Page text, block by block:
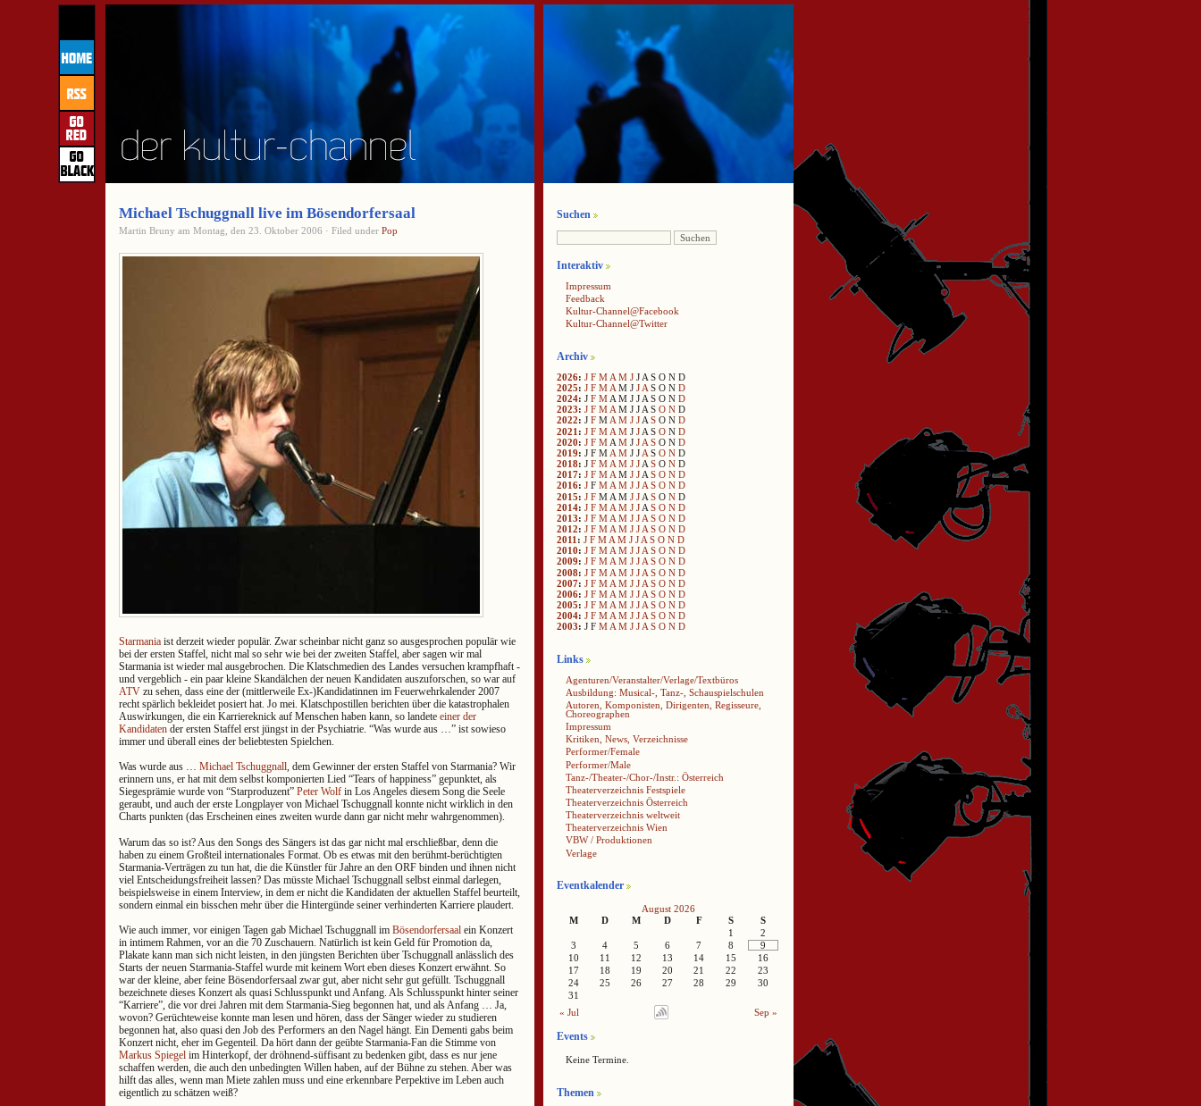
Michael Tschuggnall live im Bösendorfersaal
Martin Bruny am Montag, den 23. Oktober 2006 · Filed under Pop
Starmania ist derzeit wieder populär. Zwar scheinbar nicht ganz so ausgesprochen populär wie
bei der ersten Staffel, nicht mal so sehr wie bei der zweiten Staffel, aber sagen wir mal
Starmania ist wieder mal ausgebrochen. Die Klatschmedien des Landes versuchen krampfhaft -
und vergeblich - ein paar kleine Skandälchen der neuen Kandidaten auszuforschen, so war auf
ATV zu sehen, dass eine der (mittlerweile Ex-)Kandidatinnen im Feuerwehrkalender 2007
recht spärlich bekleidet posiert hat. Jo mei. Klatschpostillen berichten über die katastrophalen
Auswirkungen, die ein Karriereknick auf Menschen haben kann, so landete einer der
Kandidaten der ersten Staffel erst jüngst in der Psychiatrie. “Was wurde aus …” ist sowieso
immer und überall eines der beliebtesten Spielchen.
Was wurde aus … Michael Tschuggnall, dem Gewinner der ersten Staffel von Starmania? Wir
erinnern uns, er hat mit dem selbst komponierten Lied “Tears of happiness” gepunktet, als
Siegesprämie wurde von “Starproduzent” Peter Wolf in Los Angeles diesem Song die Seele
geraubt, und auch der erste Longplayer von Michael Tschuggnall konnte nicht wirklich in den
Charts punkten (das Erscheinen eines zweiten wurde dann gar nicht mehr wahrgenommen).
Warum das so ist? Aus den Songs des Sängers ist das gar nicht mal erschließbar, denn die
haben zu einem Großteil internationales Format. Ob es etwas mit den berühmt-berüchtigten
Starmania-Verträgen zu tun hat, die die Künstler für Jahre an den ORF binden und ihnen nicht
viel Entscheidungsfreiheit lassen? Das müsste Michael Tschuggnall selbst einmal darlegen,
beispielsweise in einem Interview, in dem er nicht die Kandidaten der aktuellen Staffel beurteilt,
sondern einmal ein bisschen mehr über die Hintergünde seiner verhinderten Karriere plaudert.
Wie auch immer, vor einigen Tagen gab Michael Tschuggnall im Bösendorfersaal ein Konzert
in intimem Rahmen, vor an die 70 Zuschauern. Natürlich ist kein Geld für Promotion da,
Plakate kann man sich nicht leisten, in den jüngsten Berichten über Tschuggnall anlässlich des
Starts der neuen Starmania-Staffel wurde mit keinem Wort eben dieses Konzert erwähnt. So
war der kleine, aber feine Bösendorfersaal zwar gut, aber nicht sehr gut gefüllt. Tschuggnall
bezeichnete dieses Konzert als quasi Schlusspunkt und Anfang. Als Schlusspunkt hinter seiner
“Karriere”, die vor drei Jahren mit dem Starmania-Sieg begonnen hat, und als Anfang … Ja,
wovon? Gerüchteweise konnte man lesen und hören, dass der Sänger wieder zu studieren
begonnen hat, also quasi den Job des Performers an den Nagel hängt. Ein Dementi gabs beim
Konzert nicht, eher im Gegenteil. Da hört dann der geübte Starmania-Fan die Stimme von
Markus Spiegel im Hinterkopf, der dröhnend-süffisant zu bedenken gibt, dass es nur jene
schaffen werden, die auch den unbedingten Willen haben, auf der Bühne zu stehen. Aber was
hilft das alles, wenn man Miete zahlen muss und eine erkennbare Perpektive im Leben auch
eigentlich zu schätzen weiß?
Suchen
Interaktiv
Impressum
Feedback
Kultur-Channel@Facebook
Kultur-Channel@Twitter
Archiv
2026: J F M A M J J A S O N D
2025: J F M A M J J A S O N D
2024: J F M A M J J A S O N D
2023: J F M A M J J A S O N D
2022: J F MA M J JA S O N D
2021 : J F M A M J J A S O N D
2020: J F M A M J J A S O N D
2019: J F M A M J J A S O N D
2018: J F M A M J J A S O N D
2017: J F M A M J J A S O N D
2016: J F M A M J J A S O N D
2015: J F M A M J J A S O N D
2014: J F M A M J J A S O N D
2013: J F M A M J J A S O N D
2012: J F M A M J J A S O N D
2011 : J F M A M J J A S O N D
2010: J F M A M J J A S O N D
2009: J F MA M J JA S O N D
2008: J F M A M J J A S O N D
2007: J F M A M J J A S O N D
2006: J F M A M J J A S O N D
2005: J F M A M J J A S O N D
2004: J F M A M J J A S O N D
2003: J F M A M J J A S O N D
Links
Agenturen/Veranstalter/Verlage/Textbüros
Ausbildung: Musical-, Tanz-, Schauspielschulen
Autoren, Komponisten, Dirigenten, Regisseure,
Choreographen
Impressum
Kritiken, News, Verzeichnisse
Performer/Female
Performer/Male
Tanz-/Theater-/Chor-/Instr.: Österreich
Theaterverzeichnis Festspiele
Theaterverzeichnis Österreich
Theaterverzeichnis weltweit
Theaterverzeichnis Wien
VBW / Produktionen
Verlage
Eventkalender
August 2026
M
D M D F S
S
1
2
3
4 5 6 7 8
9
10
11 12 13 14 15
16
17
18 19 20 21 22
23
24
25 26 27 28 29
30
31
« Jul
Sep »
Events
Keine Termine.
Themen